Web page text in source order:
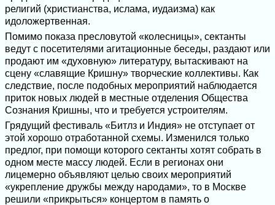
религий (христианства, ислама, иудаизма) как
идоложертвенная.
Помимо показа пресловутой «колесницы», сектанты
ведут с посетителями агитационные беседы, раздают или
продают им «духовную» литературу, вытаскивают на
сцену «славящие Кришну» творческие коллективы. Как
следствие, после подобных мероприятий наблюдается
приток новых людей в местные отделения Общества
Сознания Кришны, что и требуется устроителям.
Грядущий фестиваль «Битлз и Индия» не отступает от
этой хорошо отработанной схемы. Изменился только
предлог, при помощи которого сектанты хотят собрать в
одном месте массу людей. Если в регионах они
лицемерно объявляют целью своих мероприятий
«укрепление дружбы между народами», то в Москве
решили «прикрыться» концертом в память о